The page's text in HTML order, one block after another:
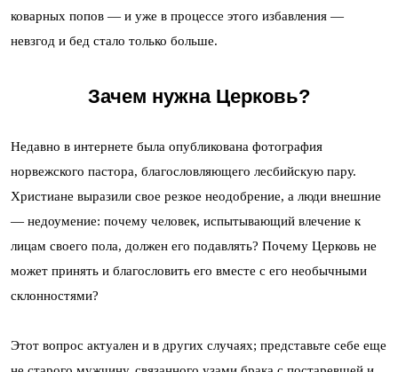
коварных попов — и уже в процессе этого избавления —
невзгод и бед стало только больше.
Зачем нужна Церковь?
Недавно в интернете была опубликована фотография
норвежского пастора, благословляющего лесбийскую пару.
Христиане выразили свое резкое неодобрение, а люди внешние
— недоумение: почему человек, испытывающий влечение к
лицам своего пола, должен его подавлять? Почему Церковь не
может принять и благословить его вместе с его необычными
склонностями?
Этот вопрос актуален и в других случаях; представьте себе еще